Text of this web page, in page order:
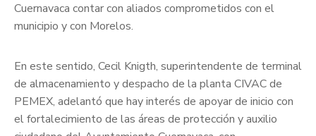
Cuernavaca contar con aliados comprometidos con el
municipio y con Morelos.
En este sentido, Cecil Knigth, superintendente de terminal
de almacenamiento y despacho de la planta CIVAC de
PEMEX, adelantó que hay interés de apoyar de inicio con
el fortalecimiento de las áreas de protección y auxilio